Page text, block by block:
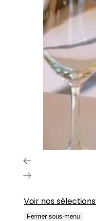
Voir nos sélections
Fermer sous-menu